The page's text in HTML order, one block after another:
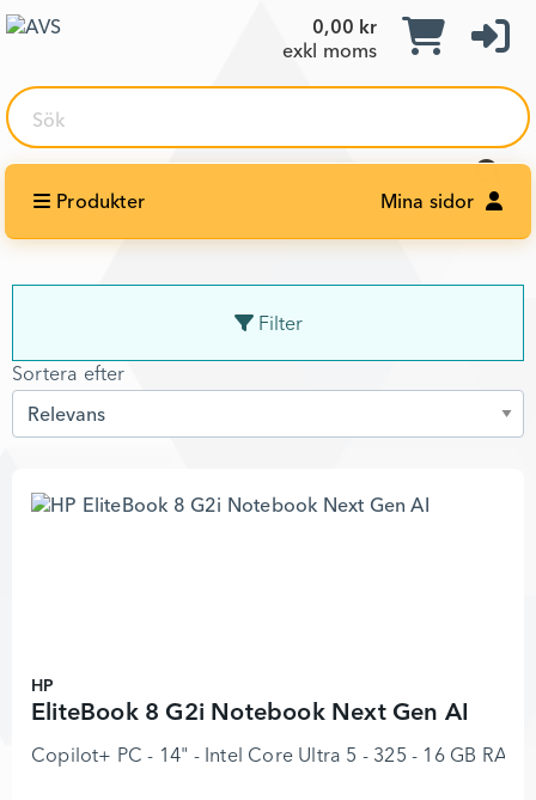
0,00 kr
exkl moms
Sök
Produkter Mina sidor
Filter
Sortera efter
Sortera efter
HP
EliteBook 8 G2i Notebook Next Gen AI
Copilot+ PC - 14" - Intel Core Ultra 5 - 325 - 16 GB RAM